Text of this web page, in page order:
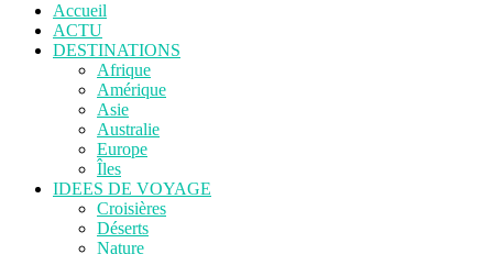
Accueil
ACTU
DESTINATIONS
Afrique
Amérique
Asie
Australie
Europe
Îles
IDEES DE VOYAGE
Croisières
Déserts
Nature